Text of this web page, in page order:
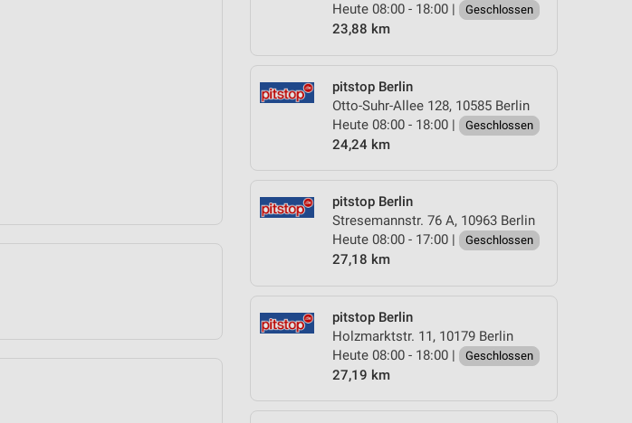
Heute 08:00 - 18:00 |
Geschlossen
23,88 km
pitstop Berlin
Otto-Suhr-Allee 128, 10585 Berlin
Heute 08:00 - 18:00 |
Geschlossen
24,24 km
pitstop Berlin
Stresemannstr. 76 A, 10963 Berlin
Heute 08:00 - 17:00 |
Geschlossen
27,18 km
pitstop Berlin
Holzmarktstr. 11, 10179 Berlin
Heute 08:00 - 18:00 |
Geschlossen
27,19 km